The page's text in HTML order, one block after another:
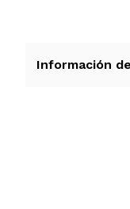
Información